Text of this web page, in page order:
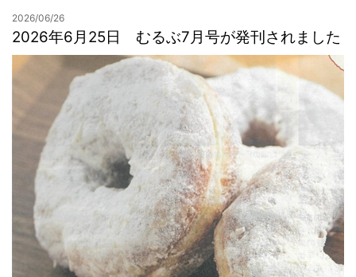
2026/06/26
2026年6月25日 むるぶ7月号が発刊されました